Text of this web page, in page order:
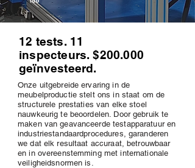
12 tests. 11
inspecteurs. $200.000
geïnvesteerd.
Onze uitgebreide ervaring in de
meubelproductie stelt ons in staat om de
structurele prestaties van elke stoel
nauwkeurig te beoordelen. Door gebruik te
maken van geavanceerde testapparatuur en
industriestandaardprocedures, garanderen
we dat elk resultaat accuraat, betrouwbaar
en in overeenstemming met internationale
veiligheidsnormen is.